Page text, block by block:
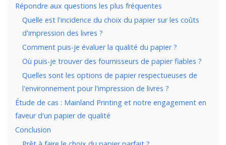
Répondre aux questions les plus fréquentes
Quelle est l'incidence du choix du papier sur les coûts
d'impression des livres ?
Comment puis-je évaluer la qualité du papier ?
Où puis-je trouver des fournisseurs de papier fiables ?
Quelles sont les options de papier respectueuses de
l'environnement pour l'impression de livres ?
Étude de cas : Mainland Printing et notre engagement en
faveur d'un papier de qualité
Conclusion